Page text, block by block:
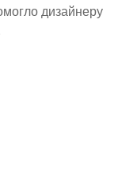
дизайнеру